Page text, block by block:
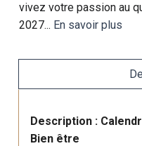
vivez votre passion au
2027... En savoir plus
Description :
Bien être